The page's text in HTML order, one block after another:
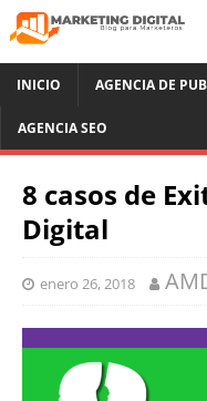
INICIO AGENCIA DE
AGENCIA SEO
8 casos de
Digital
enero 26, 2018